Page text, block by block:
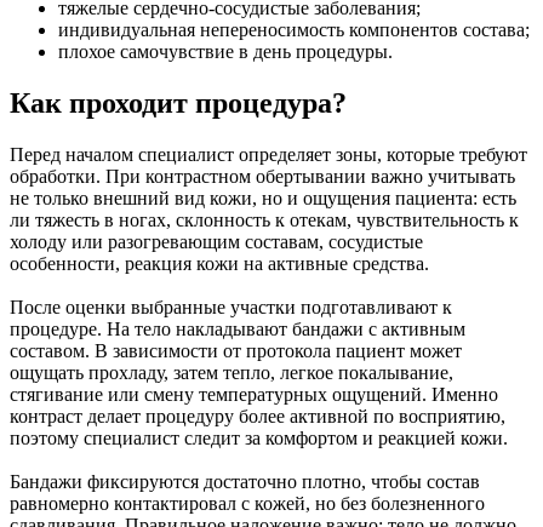
тяжелые сердечно-сосудистые заболевания;
индивидуальная непереносимость компонентов состава;
плохое самочувствие в день процедуры.
Как проходит процедура?
Перед началом специалист определяет зоны, которые требуют
обработки. При контрастном обертывании важно учитывать
не только внешний вид кожи, но и ощущения пациента: есть
ли тяжесть в ногах, склонность к отекам, чувствительность к
холоду или разогревающим составам, сосудистые
особенности, реакция кожи на активные средства.
После оценки выбранные участки подготавливают к
процедуре. На тело накладывают бандажи с активным
составом. В зависимости от протокола пациент может
ощущать прохладу, затем тепло, легкое покалывание,
стягивание или смену температурных ощущений. Именно
контраст делает процедуру более активной по восприятию,
поэтому специалист следит за комфортом и реакцией кожи.
Бандажи фиксируются достаточно плотно, чтобы состав
равномерно контактировал с кожей, но без болезненного